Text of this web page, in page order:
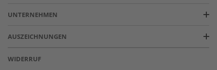
UNTERNEHMEN
AUSZEICHNUNGEN
WIDERRUF